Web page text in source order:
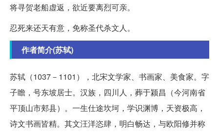
将寻贺老船虚返，欲近要离烈可亲。
忍死来还天有意，免称圣代杀文人。
作者简介(苏轼)
苏轼（1037－1101），北宋文学家、书画家、美食家。字
子瞻，号东坡居士。汉族，四川人，葬于颍昌（今河南省
平顶山市郏县）。一生仕途坎坷，学识渊博，天资极高，
诗文书画皆精。其文汪洋恣肆，明白畅达，与欧阳修并称